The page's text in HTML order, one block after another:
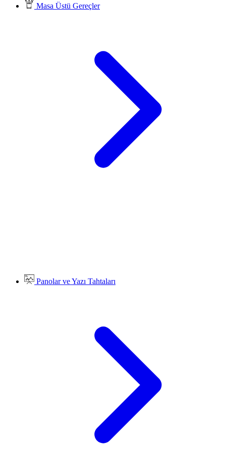
Masa Üstü Gereçler
Panolar ve Yazı Tahtaları